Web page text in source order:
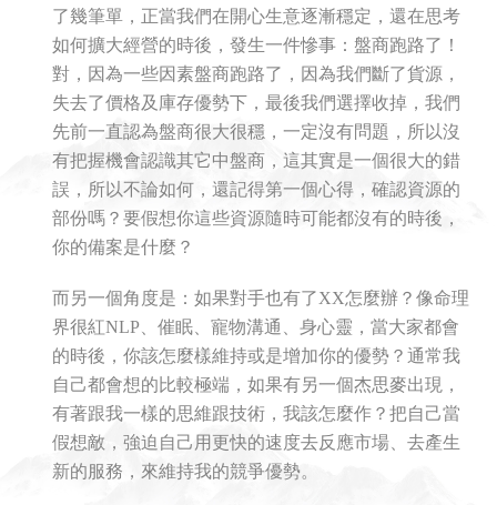
了幾筆單，正當我們在開心生意逐漸穩定，還在思考
如何擴大經營的時後，發生一件慘事：盤商跑路了！
對，因為一些因素盤商跑路了，因為我們斷了貨源，
失去了價格及庫存優勢下，最後我們選擇收掉，我們
先前一直認為盤商很大很穩，一定沒有問題，所以沒
有把握機會認識其它中盤商，這其實是一個很大的錯
誤，所以不論如何，還記得第一個心得，確認資源的
部份嗎？要假想你這些資源隨時可能都沒有的時後，
你的備案是什麼？
而另一個角度是：如果對手也有了XX怎麼辦？像命理
界很紅NLP、催眠、寵物溝通、身心靈，當大家都會
的時後，你該怎麼樣維持或是增加你的優勢？通常我
自己都會想的比較極端，如果有另一個杰思麥出現，
有著跟我一樣的思維跟技術，我該怎麼作？把自己當
假想敵，強迫自己用更快的速度去反應市場、去產生
新的服務，來維持我的競爭優勢。